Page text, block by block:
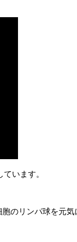
います。
のリンパ球を元気